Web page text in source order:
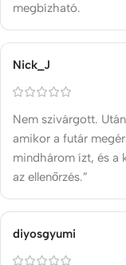
megbízható.
Nick_J
Nem szivárgott.
amikor a futár
mindhárom ízt, és a
az ellenőrzés.”
diyosgyumi